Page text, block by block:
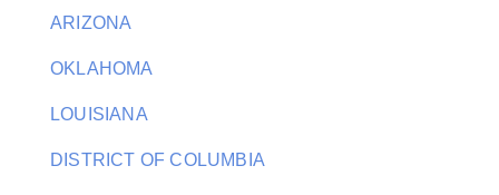
ARIZONA
OKLAHOMA
LOUISIANA
DISTRICT OF COLUMBIA